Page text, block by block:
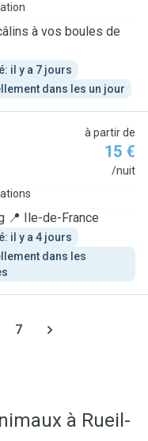
à vos boules de
il y a 7 jours
dans les un jour
à partir de
15 €
/nuit
📍 Ile-de-France
il y a 4 jours
dans les
7
à Rueil-